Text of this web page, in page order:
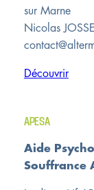
sur Marne
Nicolas JOSSE
Découvrir
APESA
Aide
Souffrance